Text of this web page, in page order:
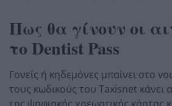
Πως θα γίνουν οι
το Dentist Pass
Γονείς ή κηδεμόνες μπαίνει στο
τους κωδικούς του Taxisnet κάνει